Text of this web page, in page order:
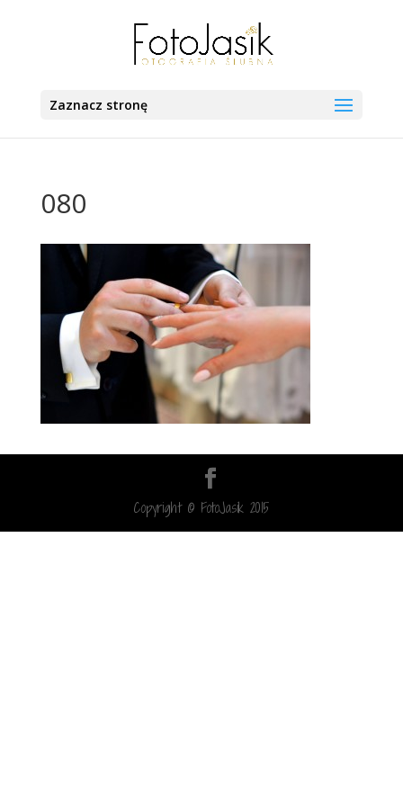
Zaznacz stronę
080
Copyright © FotoJasik 2015